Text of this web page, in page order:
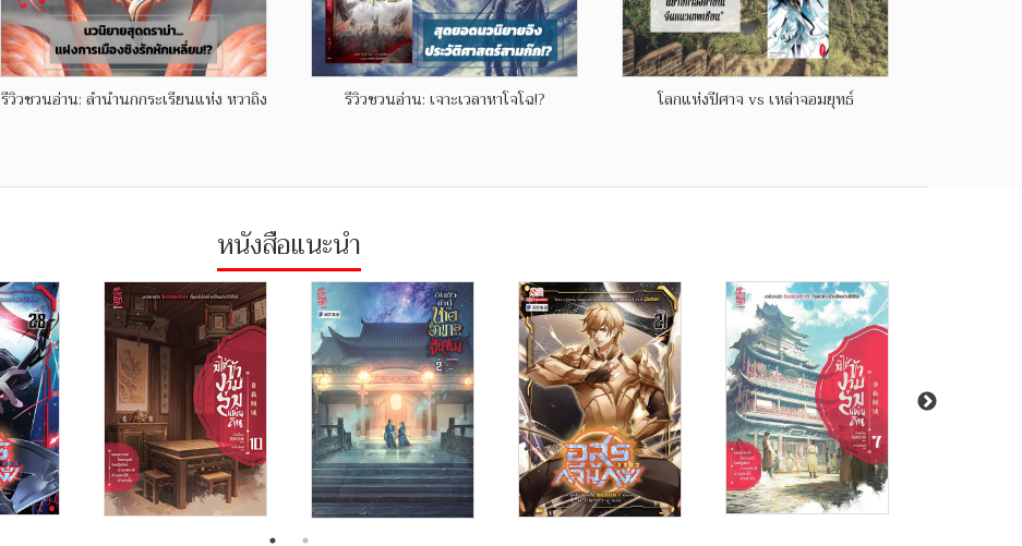
รีวิวชวนอ่าน: ลำนำนกกระเรียนแห่ง หวาถิง รีวิวชวนอ่าน: เจาะเวลาหาโจโฉ!? โลกแห่งปีศาจ vs เหล่าจอมยุทธ์
หนังสือแนะนำ